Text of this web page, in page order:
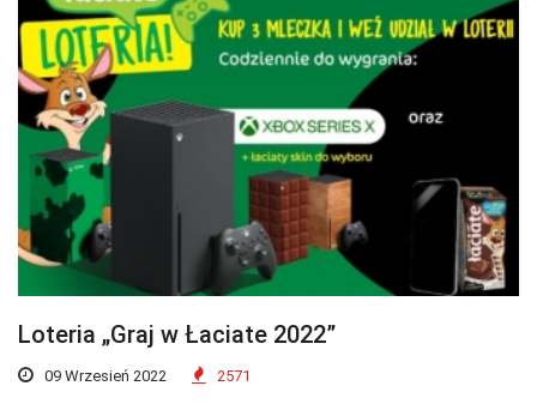
Loteria „Graj w Łaciate 2022”
09 Wrzesień 2022 2571